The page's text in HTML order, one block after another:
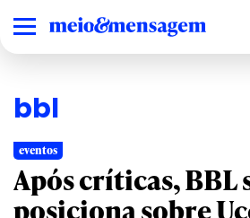
bbl
eventos
Após críticas, BBL
posiciona sobre